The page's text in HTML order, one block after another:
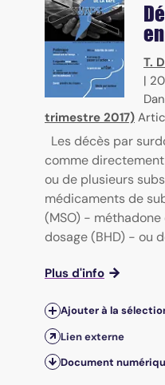
T.
|
trimestre 2017)
Les décès par
comme
ou de plusieurs
médicaments de
(MSO) -
dosage (BHD) - ou
Plus d'info
Ajouter à la
Lien externe
Document